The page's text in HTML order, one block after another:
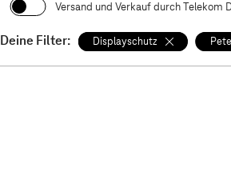
Versand und Verkauf durch Telekom
Deine Filter: Displayschutz